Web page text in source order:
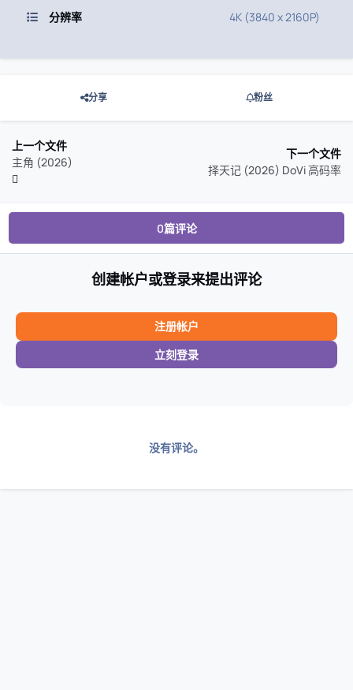
分辨率 4K (3840 x 2160P)
分享 粉丝
上一个文件
主角 (2026)
下一个文件
择天记 (2026) DoVi 高码率
0篇评论
创建帐户或登录来提出评论
注册帐户
立刻登录
没有评论。